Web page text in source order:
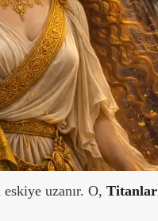
uzanır. O, Titanlar